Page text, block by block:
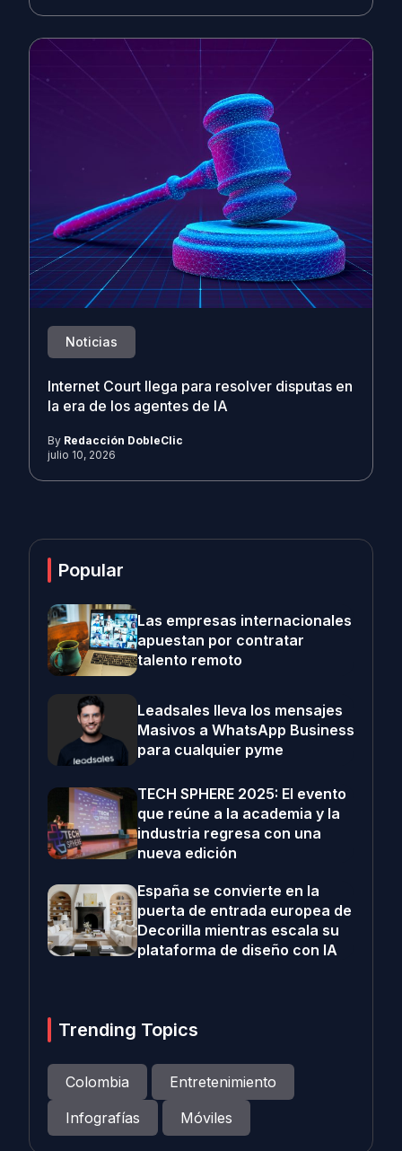
Noticias
Internet Court llega para resolver disputas en
la era de los agentes de IA
By Redacción DobleClic
julio 10, 2026
Popular
Las empresas internacionales
apuestan por contratar
talento remoto
Leadsales lleva los mensajes
Masivos a WhatsApp Business
para cualquier pyme
TECH SPHERE 2025: El evento
que reúne a la academia y la
industria regresa con una
nueva edición
España se convierte en la
puerta de entrada europea de
Decorilla mientras escala su
plataforma de diseño con IA
Trending Topics
Colombia
Entretenimiento
Infografías
Móviles